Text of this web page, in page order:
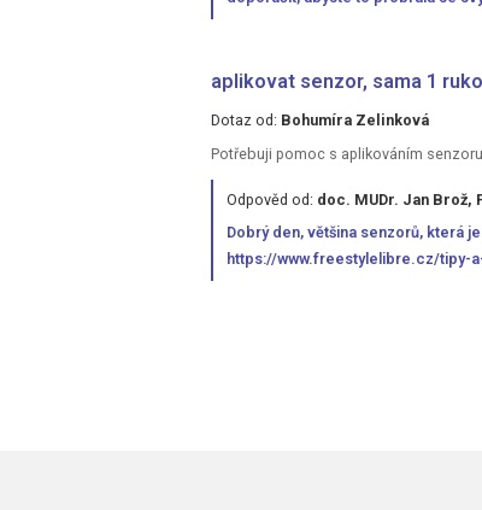
aplikovat senzor, sama 1
Dotaz od: Bohumíra Zelinková
Potřebuji pomoc s aplikováním senzoru.
Odpověd od: doc. MUDr. Jan Brož,
Dobrý den, většina senzorů, která
https://www.freestylelibre.cz/tipy-